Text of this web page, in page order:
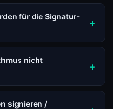
für die Signatur-
nicht
signieren /